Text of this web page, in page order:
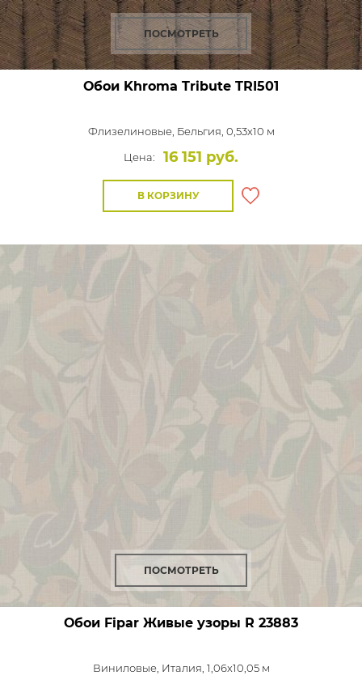
ПОСМОТРЕТЬ
Обои Khroma Tribute TRI501
Флизелиновые, Бельгия, 0,53x10 м
Цена:
16 151 руб.
В КОРЗИНУ
ПОСМОТРЕТЬ
Обои Fipar Живые узоры R 23883
Виниловые, Италия, 1,06x10,05 м